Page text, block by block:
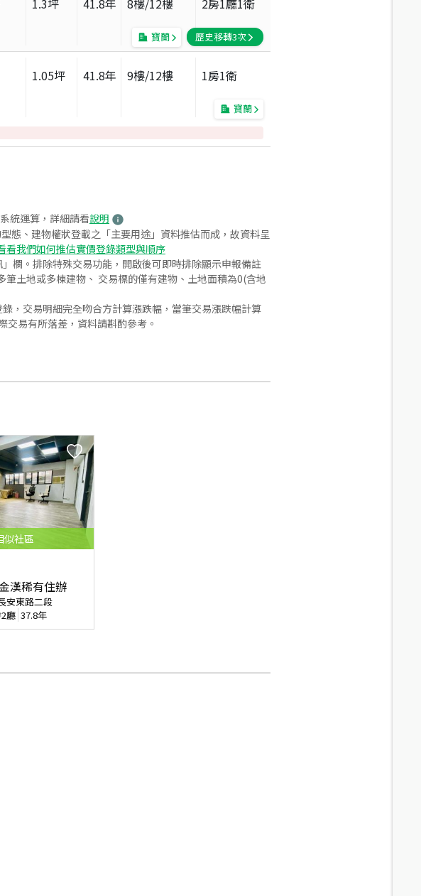
1.3坪 41.8年 8樓/12樓 2房1廳1衛
寶蘭 歷史移轉3次
1.05坪 41.8年 9樓/12樓 1房1衛
寶蘭
統運算，詳細請看說明
態、建物權狀登載之「主要用途」資料推估而成，故資料呈
看我們如何推估實價登錄類型與順序
欄。排除特殊交易功能，開啟後可即時排除顯示申報備註
土地或多棟建物、 交易標的僅有建物、土地面積為0(含地
，交易明細完全吻合方計算漲跌幅，當筆交易漲跌幅計算
易有所落差，資料請斟酌參考。
似社區
漢稀有住辦
安東路二段
廳 37.8年